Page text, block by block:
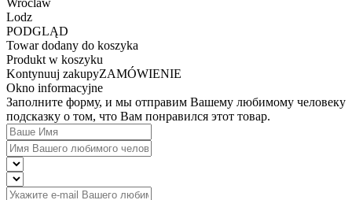
Lodz
PODGLĄD
Towar dodany do koszyka
Produkt w koszyku
Kontynuuj zakupyZAMÓWIENIE
Okno informacyjne
Заполните форму, и мы отправим Вашему любимому человеку
подсказку о том, что Вам понравился этот товар.